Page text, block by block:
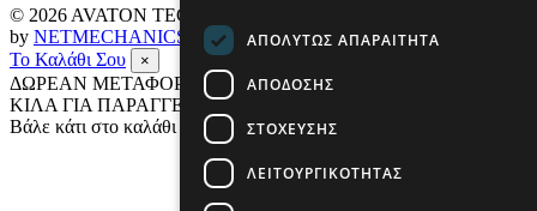
© 2026 AVATON TECH
by NETMECHANICS
Το Καλάθι Σου
×
ΔΩΡΕΑΝ ΜΕΤΑΦΟΡΙΚΑ ΣΕ ΟΛΗ ΤΗΝ ΕΛΛΑΔΑ ΕΩΣ 4
ΚΙΛΑ ΓΙΑ ΠΑΡΑΓΓΕΛΙΕΣ ΑΝΩ ΤΩΝ 69€
Βάλε κάτι στο καλάθι σου
ΑΠΟΛΎΤΩΣ ΑΠΑΡΑΊΤΗΤΑ
ΑΠΌΔΟΣΗΣ
ΣΤΌΧΕΥΣΗΣ
ΛΕΙΤΟΥΡΓΙΚΌΤΗΤΑΣ